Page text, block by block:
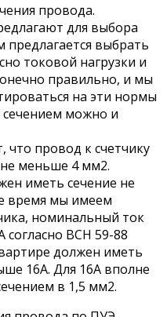
провода.
для выбора
выбрать
токовой нагрузки и
правильно, и мы
на эти нормы
сечением можно и
что провод к счетчику
меньше 4 мм2.
иметь сечение не
время мы имеем
номинальный ток
согласно ВСН 59-88
должен иметь
16А. Для 16А вполне
в 1,5 мм2.